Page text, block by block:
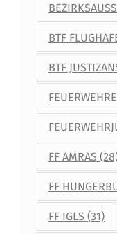
L
I
C
H
T
BTF
BTF
FF AMRAS
FF
FF IGLS (31)